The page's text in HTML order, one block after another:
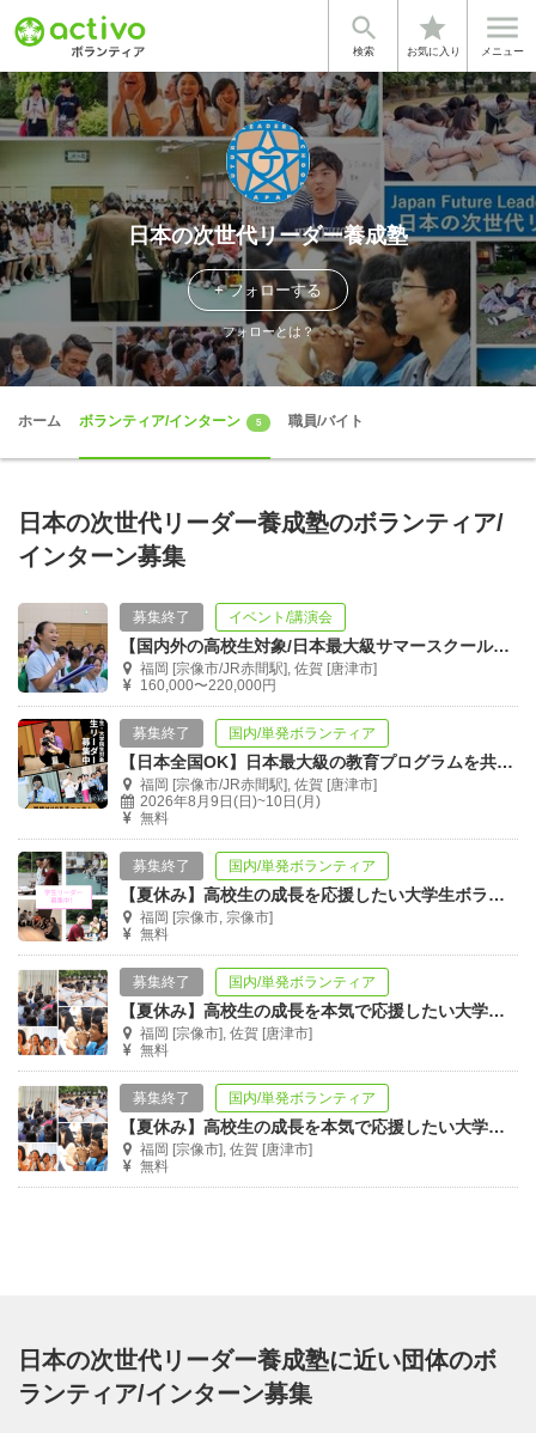

検索
star
お気に入り

メニュー
日本の次世代リーダー養成塾
+ フォローする
フォローとは？
ホーム ボランティア/インターン 5 職員/バイト
日本の次世代リーダー養成塾のボランティア/
インターン募集
募集終了 イベント/講演会
【国内外の高校生対象/日本最大級サマースクール11泊12日】夢と挑戦が交わる！
福岡 [宗像市/JR赤間駅], 佐賀 [唐津市]
160,000〜220,000円
募集終了 国内/単発ボランティア
【日本全国OK】日本最大級の教育プログラムを共に創ろう！大学生・院生スタッフ募集
福岡 [宗像市/JR赤間駅], 佐賀 [唐津市]
2026年8月9日(日)~10日(月)
無料
募集終了 国内/単発ボランティア
【夏休み】高校生の成長を応援したい大学生ボランティア募集！
福岡 [宗像市, 宗像市]
無料
募集終了 国内/単発ボランティア
【夏休み】高校生の成長を本気で応援したい大学生ボランティア募集！
福岡 [宗像市], 佐賀 [唐津市]
無料
募集終了 国内/単発ボランティア
【夏休み】高校生の成長を本気で応援したい大学生ボランティア募集！
福岡 [宗像市], 佐賀 [唐津市]
無料
日本の次世代リーダー養成塾に近い団体のボ
ランティア/インターン募集